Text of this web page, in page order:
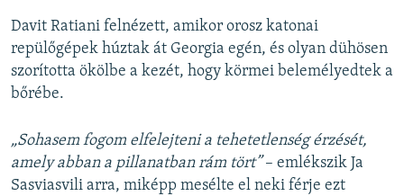
Davit Ratiani felnézett, amikor orosz katonai
repülőgépek húztak át Georgia egén, és olyan dühösen
szorította ökölbe a kezét, hogy körmei belemélyedtek a
bőrébe.
„Sohasem fogom elfelejteni a tehetetlenség érzését,
amely abban a pillanatban rám tört”– emlékszik Ja
Sasviasvili arra, miképp mesélte el neki férje ezt